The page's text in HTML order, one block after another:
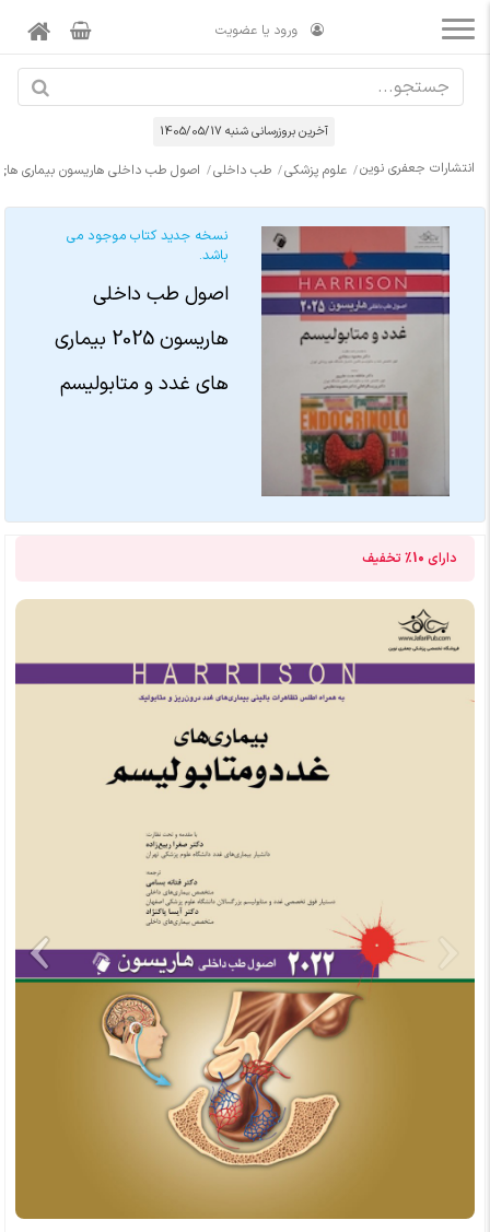
ورود یا عضویت
آخرین بروزرسانی شنبه 1405/05/17
انتشارات جعفری نوین علوم پزشکی طب داخلی اصول طب داخلی هاریسون بیماری های
نسخه جدید کتاب موجود می
باشد.
اصول طب داخلی
هاریسون 2025 بیماری
های غدد و متابولیسم
دارای 10% تخفیف